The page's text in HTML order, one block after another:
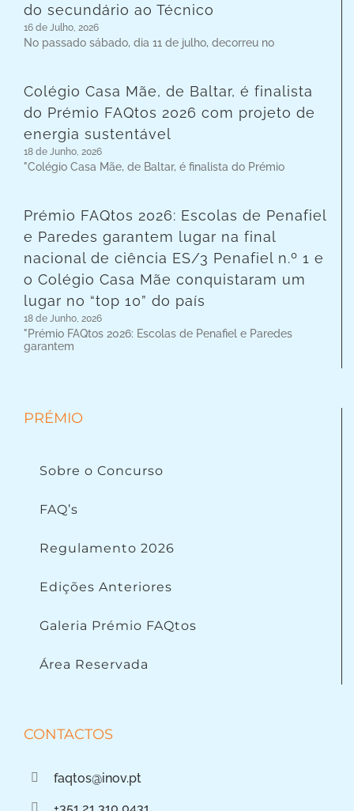
do secundário ao Técnico
16 de Julho, 2026
No passado sábado, dia 11 de julho, decorreu no
Colégio Casa Mãe, de Baltar, é finalista
do Prémio FAQtos 2026 com projeto de
energia sustentável
18 de Junho, 2026
"Colégio Casa Mãe, de Baltar, é finalista do Prémio
Prémio FAQtos 2026: Escolas de Penafiel
e Paredes garantem lugar na final
nacional de ciência ES/3 Penafiel n.º 1 e
o Colégio Casa Mãe conquistaram um
lugar no “top 10” do país
18 de Junho, 2026
"Prémio FAQtos 2026: Escolas de Penafiel e Paredes
garantem
PRÉMIO
Sobre o Concurso
FAQ’s
Regulamento 2026
Edições Anteriores
Galeria Prémio FAQtos
Área Reservada
CONTACTOS
faqtos@inov.pt